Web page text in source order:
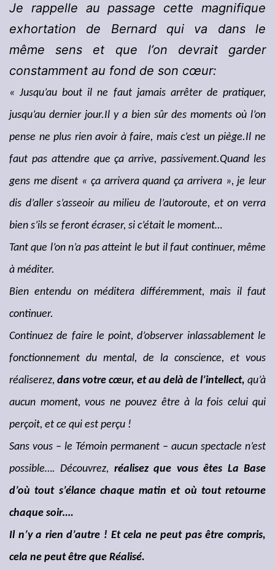
Je rappelle au passage cette magnifique
exhortation de Bernard qui va dans le
même sens et que l’on devrait garder
constamment au fond de son cœur:
« Jusqu’au bout il ne faut jamais arrêter de pratiquer,
jusqu’au dernier jour.Il y a bien sûr des moments où l’on
pense ne plus rien avoir à faire, mais c’est un piège.Il ne
faut pas attendre que ça arrive, passivement.Quand les
gens me disent « ça arrivera quand ça arrivera », je leur
dis d’aller s’asseoir au milieu de l’autoroute, et on verra
bien s’ils se feront écraser, si c’était le moment…
Tant que l’on n’a pas atteint le but il faut continuer, même
à méditer.
Bien entendu on méditera différemment, mais il faut
continuer.
Continuez de faire le point, d’observer inlassablement le
fonctionnement du mental, de la conscience, et vous
réaliserez, dans votre cœur, et au delà de l’intellect, qu’à
aucun moment, vous ne pouvez être à la fois celui qui
perçoit, et ce qui est perçu !
Sans vous – le Témoin permanent – aucun spectacle n’est
possible…. Découvrez, réalisez que vous êtes La Base
d’où tout s’élance chaque matin et où tout retourne
chaque soir….
Il n’y a rien d’autre ! Et cela ne peut pas être compris,
cela ne peut être que Réalisé.